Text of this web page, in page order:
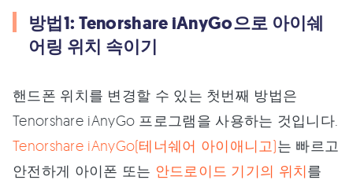
방법1: Tenorshare iAnyGo으로 아이쉐
어링 위치 속이기
핸드폰 위치를 변경할 수 있는 첫번째 방법은
Tenorshare iAnyGo 프로그램을 사용하는 것입니다.
Tenorshare iAnyGo(테너쉐어 아이애니고)는 빠르고
안전하게 아이폰 또는 안드로이드 기기의 위치를